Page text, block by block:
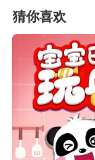
猜你喜欢